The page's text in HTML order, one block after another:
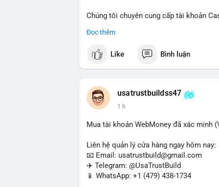
Chúng tôi chuyên cung cấp tài khoản
toán USDT và các giao dịch tiền mặt tại
Liên hệ ngay để được tư vấn và hỗ trợ
#sendmoney
Đọc thêm
Like Bình luận
usatrustbuildss47
1 h
Mua tài khoản WebMoney đã xác minh
Liên hệ quản lý cửa hàng ngay hôm nay:
📧 Email: usatrustbuild@gmail.com
✈️ Telegram: @UsaTrustBuild
📱 WhatsApp: +1 (479) 438-1734